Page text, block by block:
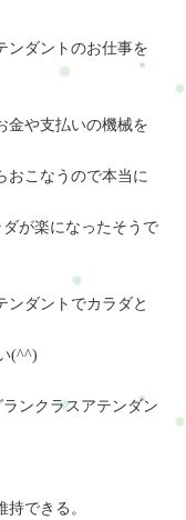
ンダントのお仕事を
金や支払いの機械を
おこなうので本当に
ダが楽になったそうで
ンダントでカラダと
(^^)
ランクラスアテンダン
できる。